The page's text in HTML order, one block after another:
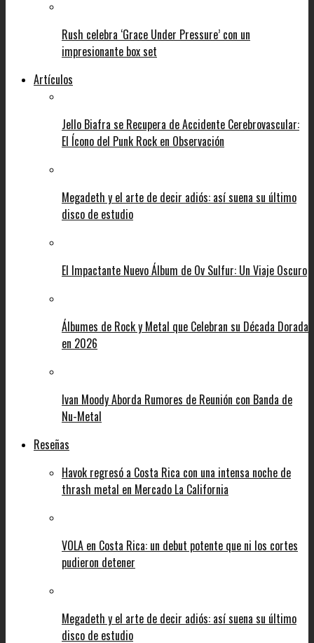
Rush celebra ‘Grace Under Pressure’ con un
impresionante box set
Artículos
Jello Biafra se Recupera de Accidente Cerebrovascular:
El Ícono del Punk Rock en Observación
Megadeth y el arte de decir adiós: así suena su último
disco de estudio
El Impactante Nuevo Álbum de Ov Sulfur: Un Viaje Oscuro
Álbumes de Rock y Metal que Celebran su Década Dorada
en 2026
Ivan Moody Aborda Rumores de Reunión con Banda de
Nu-Metal
Reseñas
Havok regresó a Costa Rica con una intensa noche de
thrash metal en Mercado La California
VOLA en Costa Rica: un debut potente que ni los cortes
pudieron detener
Megadeth y el arte de decir adiós: así suena su último
disco de estudio